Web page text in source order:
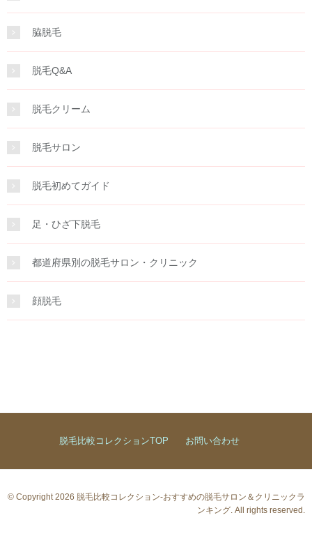
脇脱毛
脱毛Q&A
脱毛クリーム
脱毛サロン
脱毛初めてガイド
足・ひざ下脱毛
都道府県別の脱毛サロン・クリニック
顔脱毛
脱毛比較コレクションTOP お問い合わせ
© Copyright 2026 脱毛比較コレクション-おすすめの脱毛サロン＆クリニックラ
ンキング. All rights reserved.